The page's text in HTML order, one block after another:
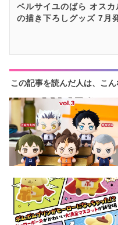
ベルサイユのばら オスカ
の描き下ろしグッズ 7月
この記事を読んだ人は、こん